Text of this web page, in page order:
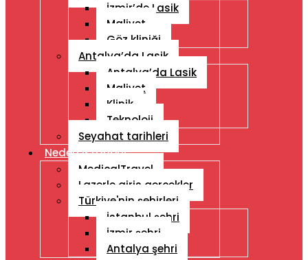
İzmir’de Lasik
Maliyet
Göz kliniği
Antalya’da Lasik
Antalya’da Lasik
Maliyet
Klinik
Teknoloji
Seyahat tarihleri
Neden Istanbul
MedicalTravel
Lazerle giris gercekler
Türkiye'nin şehirleri
İstanbul şehri
İzmir şehri
Antalya şehri